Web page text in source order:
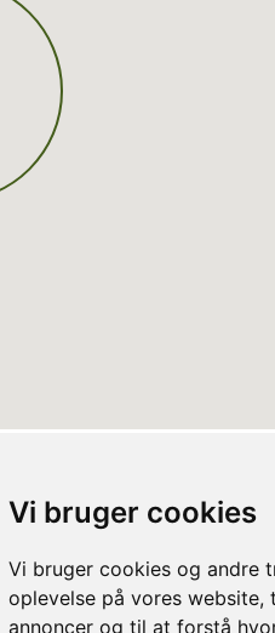
Vi bruger cookies
Vi bruger cookies og andre
oplevelse på vores
annoncer og til at forstå